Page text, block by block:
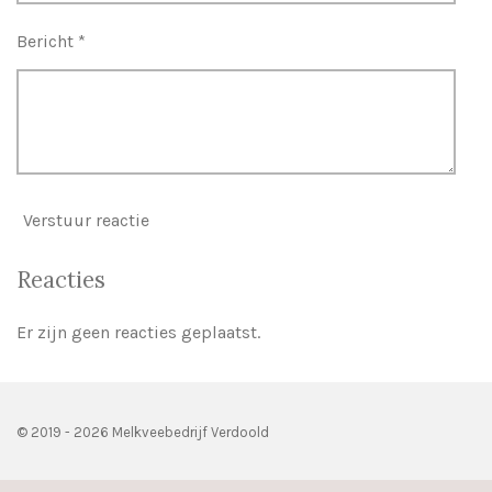
Bericht *
Verstuur reactie
Reacties
Er zijn geen reacties geplaatst.
© 2019 - 2026 Melkveebedrijf Verdoold